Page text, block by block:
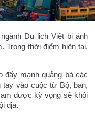
Du lịch Việt bị ảnh
Trong thời điểm hiện tại,
đẩy mạnh quảng bá các
tay vào cuộc từ Bộ, ban,
được kỳ vọng sẽ khôi
địa.